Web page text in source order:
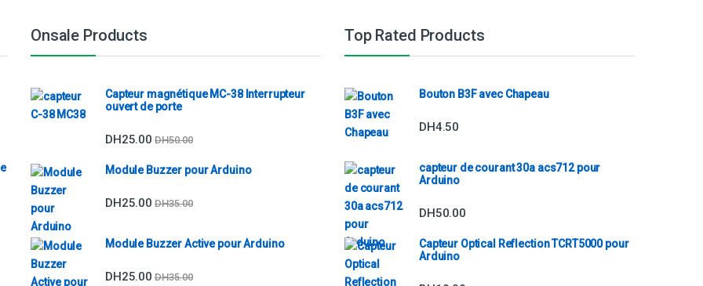
Onsale Products
Capteur magnétique MC-38 Interrupteur
ouvert de porte
DH25.00 DH50.00
Module Buzzer pour Arduino
DH25.00 DH35.00
Module Buzzer Active pour Arduino
DH25.00 DH35.00
Top Rated Products
Bouton B3F avec Chapeau
DH4.50
capteur de courant 30a acs712 pour
Arduino
DH50.00
Capteur Optical Reflection TCRT5000 pour
Arduino